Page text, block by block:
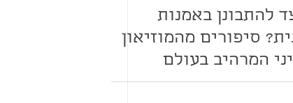
להתבונן באמנות
סיפורים מהמוזיאון
המרהיב בעולם